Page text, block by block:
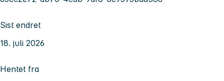
Sist endret
18. juli 2026
Hentet fra